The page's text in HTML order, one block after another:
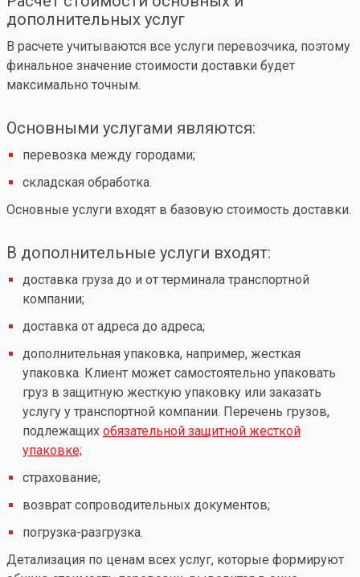
дополнительных услуг
В расчете учитываются все услуги перевозчика, поэтому
финальное значение стоимости доставки будет
максимально точным.
Основными услугами являются:
перевозка между городами;
складская обработка.
Основные услуги входят в базовую стоимость доставки.
В дополнительные услуги входят:
доставка груза до и от терминала транспортной
компании;
доставка от адреса до адреса;
дополнительная упаковка, например, жесткая
упаковка. Клиент может самостоятельно упаковать
груз в защитную жесткую упаковку или заказать
услугу у транспортной компании. Перечень грузов,
подлежащих обязательной защитной жесткой
упаковке;
страхование;
возврат сопроводительных документов;
погрузка-разгрузка.
Детализация по ценам всех услуг, которые формируют